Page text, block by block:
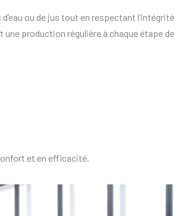
ou de jus tout en respectant
production régulière à chaque étape de
et en efficacité.